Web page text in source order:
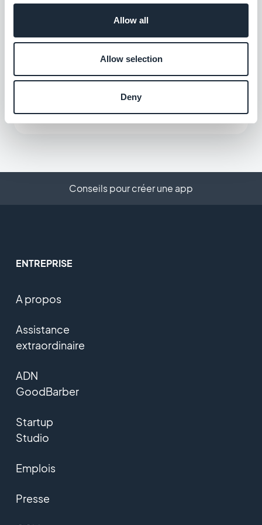
Allow all
Allow selection
Deny
créant votre propre flux personnalisé
grâce à l’intégration Custom Sound de
GoodBarber.
externe à votre application grâce à
Gratuit
Conseils pour créer une app
ENTREPRISE
A propos
Assistance
extraordinaire
ADN
GoodBarber
Startup
Studio
Emplois
Presse